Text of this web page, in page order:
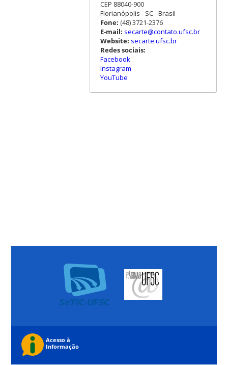
CEP 88040-900
Florianópolis - SC - Brasil
Fone: (48) 3721-2376
E-mail: secarte@contato.ufsc.br
Website: secarte.ufsc.br
Redes sociais:
Facebook
Instagram
YouTube